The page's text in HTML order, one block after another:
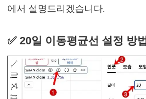
에서 설명드리겠습니다.
✅ 20일 이동평균선 설정 방법